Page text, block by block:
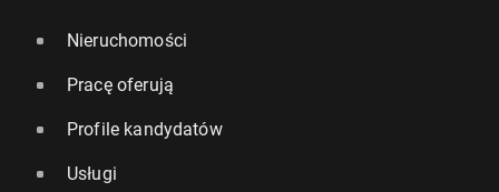
Nieruchomości
Pracę oferują
Profile kandydatów
Usługi